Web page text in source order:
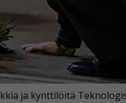
ja kynttilöitä